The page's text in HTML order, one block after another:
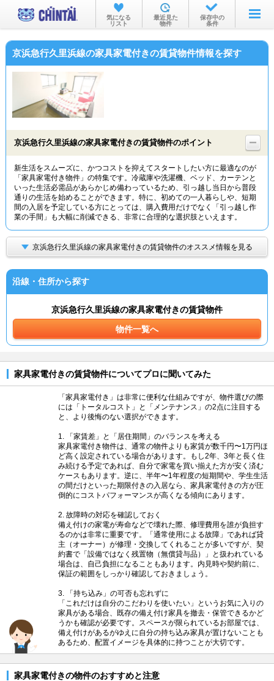
お部屋を探す
沿線・駅から
物件特集から
TOP
気になる
リスト
最近見た
物件
保存中の
条件
京浜急行久里浜線の家具家電付きの賃貸物件情報を探す
京浜急行久里浜線の家具家電付きの賃貸物件のポイント
新生活をスムーズに、かつコストを抑えてスタートしたい方に最適なのが
「家具家電付き物件」の特集です。冷蔵庫や洗濯機、ベッド、カーテンと
いった生活必需品があらかじめ備わっているため、引っ越し当日から普段
通りの生活を始めることができます。特に、初めての一人暮らしや、短期
間の入居を予定している方にとっては、購入費用だけでなく「引っ越し作
業の手間」も大幅に削減できる、非常に合理的な選択肢といえます。
京浜急行久里浜線の家具家電付きの賃貸物件のオススメ情報を見る
沿線・住所から探す
京浜急行久里浜線の家具家電付きの賃貸物件
物件一覧へ
家具家電付きの賃貸物件についてプロに聞いてみた
「家具家電付き」は非常に便利な仕組みですが、物件選びの際
には「トータルコスト」と「メンテナンス」の2点に注目する
と、より後悔のない選択ができます。
1. 「家賃差」と「居住期間」のバランスを考える
家具家電付き物件は、通常の物件よりも家賃が数千円〜1万円ほ
ど高く設定されている場合があります。もし2年、3年と長く住
み続ける予定であれば、自分で家電を買い揃えた方が安く済む
ケースもあります。逆に、半年〜1年程度の短期間や、学生生活
の間だけといった期限付きの入居なら、家具家電付きの方が圧
倒的にコストパフォーマンスが高くなる傾向にあります。
2. 故障時の対応を確認しておく
備え付けの家電が寿命などで壊れた際、修理費用を誰が負担す
るのかは非常に重要です。「通常使用による故障」であれば貸
主（オーナー）が修理・交換してくれることが多いですが、契
約書で「設備ではなく残置物（無償貸与品）」と扱われている
場合は、自己負担になることもあります。内見時や契約前に、
保証の範囲をしっかり確認しておきましょう。
3. 「持ち込み」の可否も忘れずに
「これだけは自分のこだわりを使いたい」というお気に入りの
家具がある場合、既存の備え付け家具を撤去・保管できるかど
うかも確認が必要です。スペースが限られているお部屋では、
備え付けがあるがゆえに自分の持ち込み家具が置けないことも
あるため、配置イメージを具体的に持つことが大切です。
家具家電付きの物件のおすすめと注意